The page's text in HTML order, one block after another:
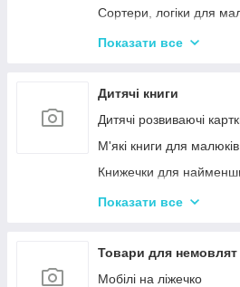
Сортери, логіки для
Іграшки з музичними
Машинки іграшкові для
Дитяче кермо
Іграшка Неваляшка
Каталки з ручкою і на
Розвиваючі килимки
Магнітна риболовля
Стрибуни для дітей
Показати все
Дитячі книги
Дитячі розвиваючі
М'які книги для малюків
Книжечки для
Книги з наклейками
Книги для дітей
Книги для підлітків
Показати все
Товари для
Мобілі на ліжечко